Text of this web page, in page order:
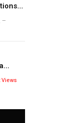
dans
Views